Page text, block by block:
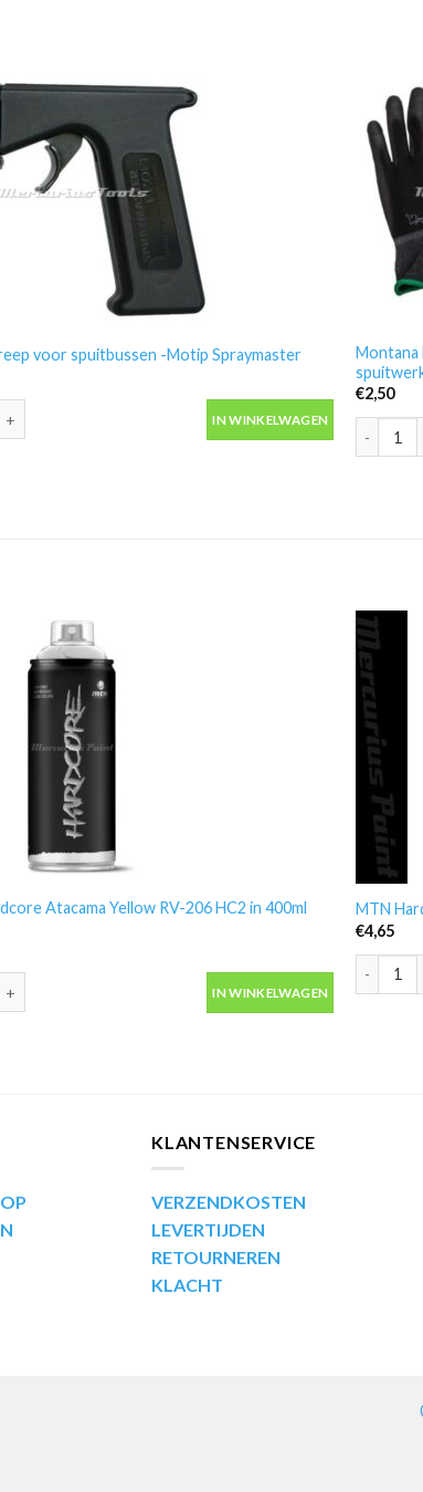
aantal
voor spuitbussen -Motip Spraymaster
IN WINKELWAGEN
Montana
€2,50
Atacama Yellow RV-206 HC2 in 400ml
Atacama Yellow RV-206 HC2 in 400ml spuitbus aantal
IN WINKELWAGEN
MTN
€4,65
MTN
KLANTENSERVICE
VERZENDKOSTEN
LEVERTIJDEN
RETOURNEREN
KLACHT